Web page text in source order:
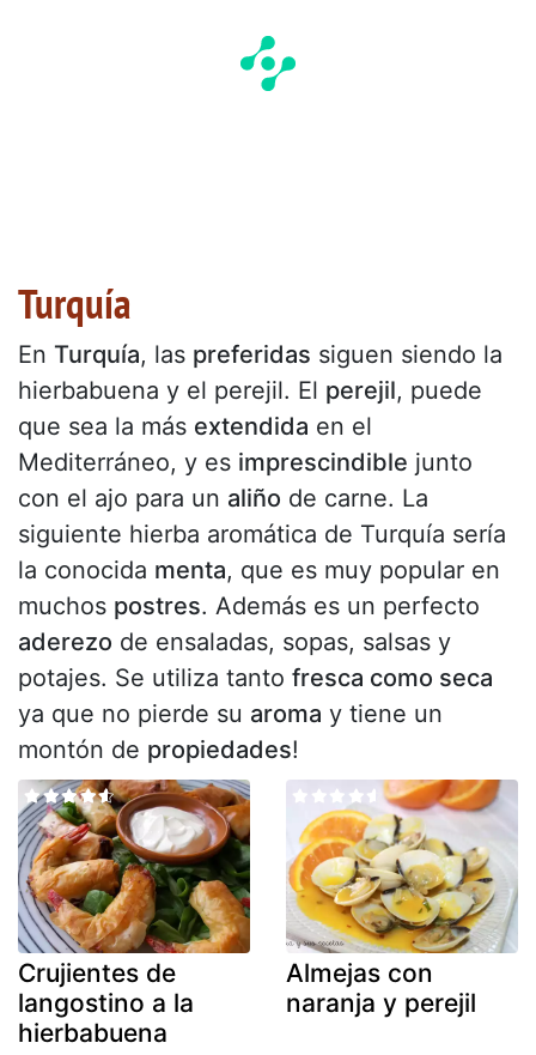
Turquía
En Turquía, las preferidas siguen siendo la
hierbabuena y el perejil. El perejil, puede
que sea la más extendida en el
Mediterráneo, y es imprescindible junto
con el ajo para un aliño de carne. La
siguiente hierba aromática de Turquía sería
la conocida menta, que es muy popular en
muchos postres. Además es un perfecto
aderezo de ensaladas, sopas, salsas y
potajes. Se utiliza tanto fresca como seca
ya que no pierde su aroma y tiene un
montón de propiedades!
Crujientes de
langostino a la
hierbabuena
Almejas con
naranja y perejil